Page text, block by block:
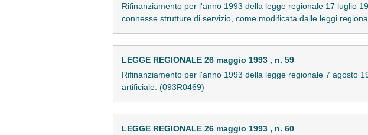
Rifinanziamento per l'anno 1993 della legge regionale 17 luglio
connesse strutture di servizio, come modificata dalle leggi
LEGGE REGIONALE 26 maggio 1993 , n. 59
Rifinanziamento per l'anno 1993 della legge regionale 7 agosto
artificiale. (093R0469)
LEGGE REGIONALE 26 maggio 1993 , n. 60